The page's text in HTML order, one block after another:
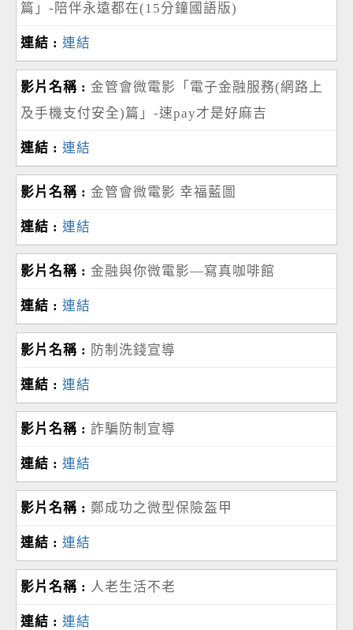
篇」-陪伴永遠都在(15分鐘國語版)
連結
金管會微電影「電子金融服務(網路上
及手機支付安全)篇」-速pay才是好麻吉
連結
金管會微電影 幸福藍圖
連結
金融與你微電影—寫真咖啡館
連結
防制洗錢宣導
連結
詐騙防制宣導
連結
鄭成功之微型保險盔甲
連結
人老生活不老
連結